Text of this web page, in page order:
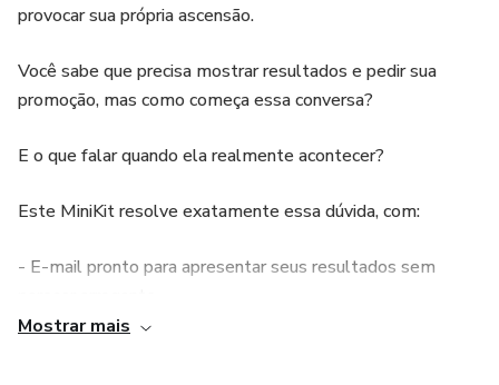
provocar sua própria ascensão.
Você sabe que precisa mostrar resultados e pedir sua
promoção, mas como começa essa conversa?
E o que falar quando ela realmente acontecer?
Este MiniKit resolve exatamente essa dúvida, com:
- E-mail pronto para apresentar seus resultados sem
Mostrar mais